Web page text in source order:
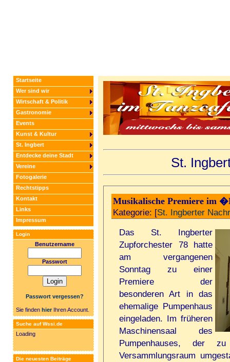
Login
Benutzername
Passwort
Passwort vergessen?
Sie finden hierIhren Account.
Suche auf Wssi.de
Loading
Die neuesten Beiträge
St.
Musikalische Premiere im
Kategorie: [St. Ingberter
Das St. Ingberter
Zupforchester 78 hatte
am vergangenen
Sonntag zu einer
Premiere der
besonderen Art in das
ehemalige Pumpenhaus
eingeladen. Im früheren
Maschinensaal des
Pumpenhauses, der
Versammlungsraum
Startseite
Wer sind wir
Wirtschaft & Politik
Gastronomie
Events
Kunst & Kultur
St. Ingbert
Entdecke deine Stadt
Vereine
Fotogalerie
Rechtstipps
Kontakt
Links
Impressum